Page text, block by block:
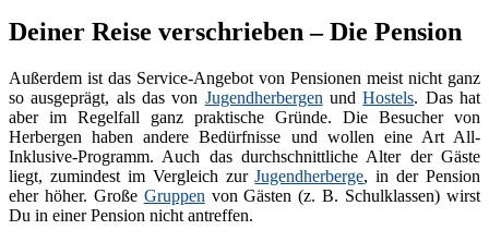
Deiner Reise verschrieben – Die Pension
Außerdem ist das Service-Angebot von Pensionen meist nicht ganz
so ausgeprägt, als das von Jugendherbergen undHostels. Das hat
aber im Regelfall ganz praktische Gründe. Die Besucher von
Herbergen haben andere Bedürfnisse und wollen eine Art All-
Inklusive-Programm. Auch das durchschnittliche Alter der Gäste
liegt, zumindest im Vergleich zurJugendherberge, in der Pension
eher höher. Große Gruppen von Gästen (z. B. Schulklassen) wirst
Du in einer Pension nicht antreffen.